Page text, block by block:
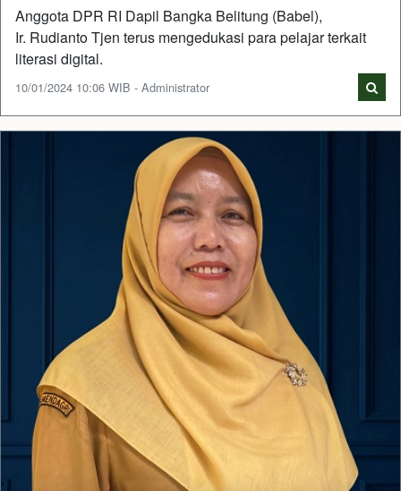
Anggota DPR RI Dapil Bangka Belitung (Babel),
Ir. Rudianto Tjen terus mengedukasi para pelajar terkait
literasi digital.
10/01/2024 10:06 WIB - Administrator